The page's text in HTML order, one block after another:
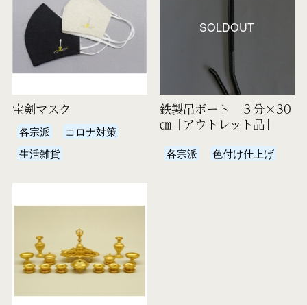
宝剣マスク
各宗派
コロナ対策
生活雑貨
SOLDOUT
鉄製吊ボート ３分×30
㎝「アウトレット品」
各宗派 色付け仕上げ